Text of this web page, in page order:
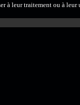
leur traitement ou à